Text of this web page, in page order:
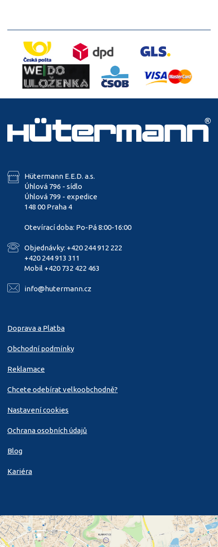
Hütermann E.E.D. a.s.
Úhlová 796 - sídlo
Úhlová 799 - expedice
148 00 Praha 4
Otevírací doba: Po-Pá 8:00-16:00
Objednávky: +420 244 912 222
+420 244 913 311
Mobil +420 732 422 463
info@hutermann.cz
Doprava a Platba
Obchodní podmínky
Reklamace
Chcete odebírat velkoobchodně?
Nastavení cookies
Ochrana osobních údajů
Blog
Kariéra